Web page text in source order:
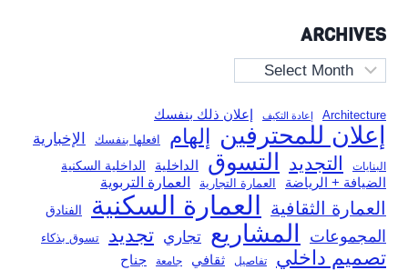
ARCHIVES
Archives
Architecture إعادة التكيف إعلان ذلك بنفسك
إعلان للمحترفين إلهام افعلها بنفسك الإخبارية
البنايات التجديد التسوق الداخلية الداخلية السكنية
الضيافة + الرياضة العمارة التجارية العمارة التربوية
العمارة الثقافية العمارة السكنية الفنادق
المجموعات المشاريع تجاري تجديد تسوق بذكاء
تصميم داخلي تفاصيل ثقافي جامعة جناح